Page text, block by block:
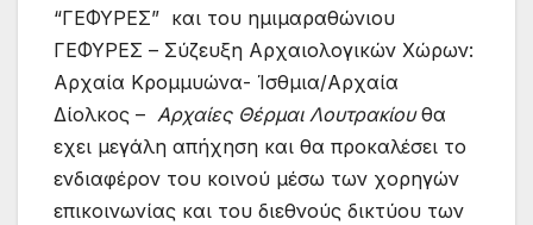
“ΓΕΦΥΡΕΣ” και του ημιμαραθώνιου
ΓΕΦΥΡΕΣ – Σύζευξη Αρχαιολογικών Χώρων:
Αρχαία Κρομμυώνα- Ίσθμια/Αρχαία
Δίολκος – Αρχαίες Θέρμαι Λουτρακίουθα
εχει μεγάλη απήχηση και θα προκαλέσει το
ενδιαφέρον του κοινού μέσω των χορηγών
επικοινωνίας και του διεθνούς δικτύου των